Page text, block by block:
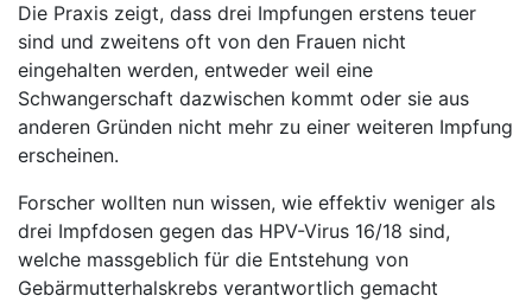
Die Praxis zeigt, dass drei Impfungen erstens teuer
sind und zweitens oft von den Frauen nicht
eingehalten werden, entweder weil eine
Schwangerschaft dazwischen kommt oder sie aus
anderen Gründen nicht mehr zu einer weiteren Impfung
erscheinen.
Forscher wollten nun wissen, wie effektiv weniger als
drei Impfdosen gegen das HPV-Virus 16/18 sind,
welche massgeblich für die Entstehung von
Gebärmutterhalskrebs verantwortlich gemacht